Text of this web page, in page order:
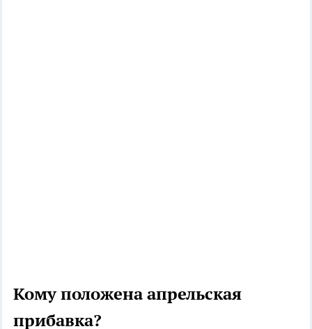
Кому положена апрельская
прибавка?